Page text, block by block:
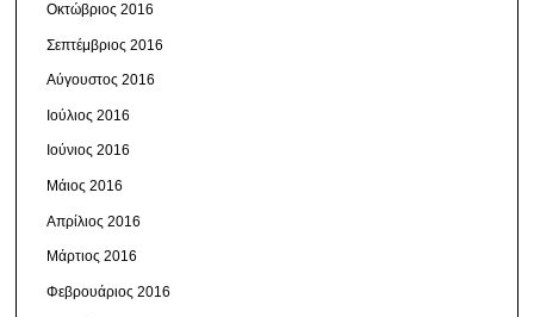
Οκτώβριος 2016
Σεπτέμβριος 2016
Αύγουστος 2016
Ιούλιος 2016
Ιούνιος 2016
Μάιος 2016
Απρίλιος 2016
Μάρτιος 2016
Φεβρουάριος 2016